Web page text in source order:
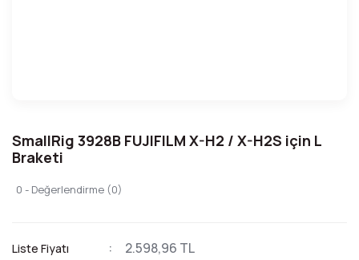
SmallRig 3928B FUJIFILM X-H2 / X-H2S için L
Braketi
0 - Değerlendirme (0)
Liste Fiyatı 2.598,96 TL